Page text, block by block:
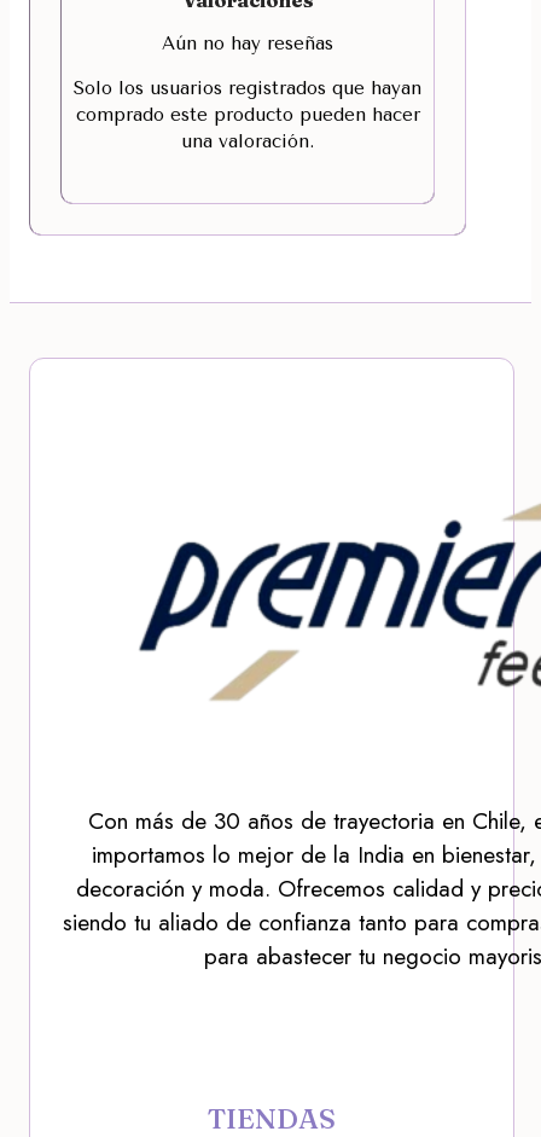
Aún no hay reseñas
Solo los usuarios registrados que hayan
comprado este producto pueden hacer
una valoración.
Con más de 30 años de trayectoria en Chile,
importamos lo mejor de la India en
decoración y moda. Ofrecemos calidad y
siendo tu aliado de confianza tanto para
para abastecer tu negocio
TIENDAS